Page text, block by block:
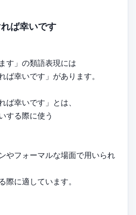
ば幸いです
す」の類語表現には
ば幸いです」があります。
ば幸いです」とは、
する際に使う
やフォーマルな場面で用いられ
際に適しています。